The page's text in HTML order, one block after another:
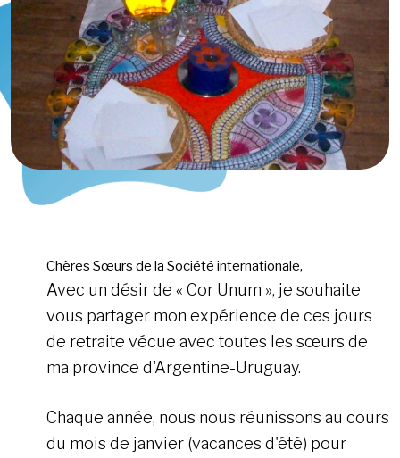
Chères Sœurs de la Société internationale,
Avec un désir de « Cor Unum », je souhaite
vous partager mon expérience de ces jours
de retraite vécue avec toutes les sœurs de
ma province d'Argentine-Uruguay.
Chaque année, nous nous réunissons au cours
du mois de janvier (vacances d'été) pour